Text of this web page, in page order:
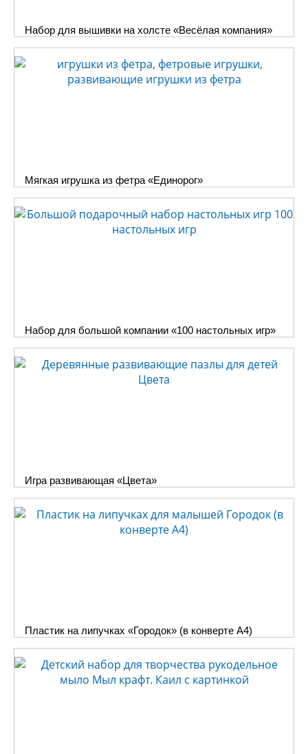
Набор для вышивки на холсте «Весёлая компания»
Мягкая игрушка из фетра «Единорог»
Набор для большой компании «100 настольных игр»
Игра развивающая «Цвета»
Пластик на липучках «Городок» (в конверте A4)